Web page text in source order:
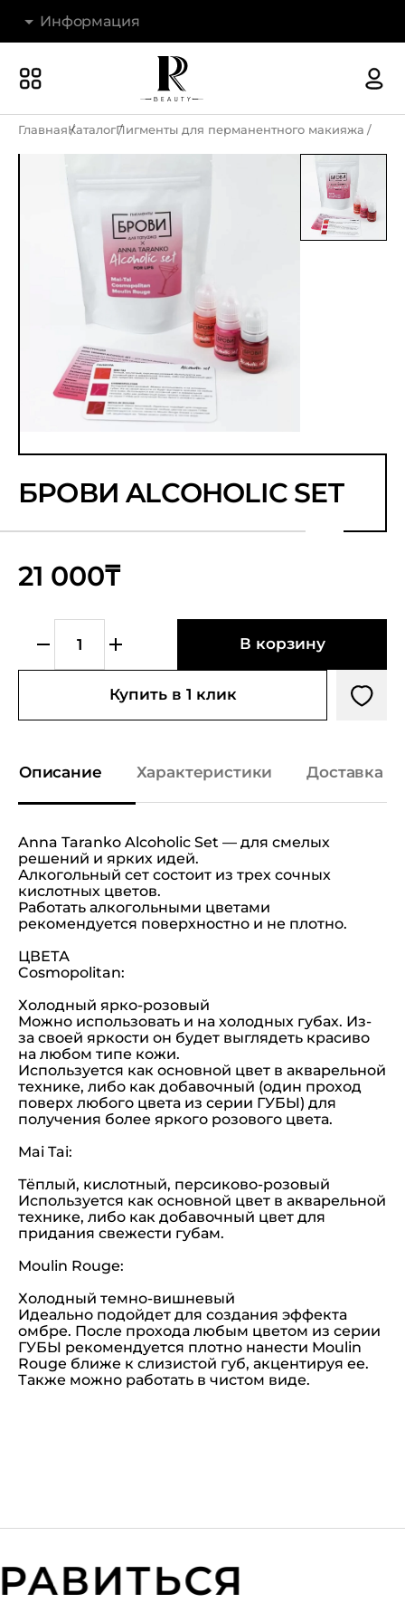
Информация
Наши магазины
Доставка и оплата
Новости
Гарантия и возврат
Контакты
ГлавнаяКаталогПигменты для перманентного макияжа
БРОВИ ALCOHOLIC SET
21 000₸
В корзину
Купить в 1 клик
Описание Характеристики Доставка и
Anna Taranko Alcoholic Set — для смелых
решений и ярких идей.
Алкогольный сет состоит из трех сочных
кислотных цветов.
Работать алкогольными цветами
рекомендуется поверхностно и не плотно.
ЦВЕТА
Cosmopolitan:
Холодный ярко-розовый
Можно использовать и на холодных губах. Из-
за своей яркости он будет выглядеть красиво
на любом типе кожи.
Используется как основной цвет в акварельной
технике, либо как добавочный (один проход
поверх любого цвета из серии ГУБЫ) для
получения более яркого розового цвета.
Mai Tai:
Тёплый, кислотный, персиково-розовый
Используется как основной цвет в акварельной
технике, либо как добавочный цвет для
придания свежести губам.
Moulin Rouge:
Холодный темно-вишневый
Идеально подойдет для создания эффекта
омбре. После прохода любым цветом из серии
ГУБЫ рекомендуется плотно нанести Moulin
Rouge ближе к слизистой губ, акцентируя ее.
Также можно работать в чистом виде.